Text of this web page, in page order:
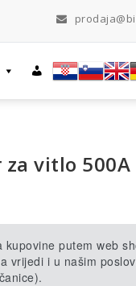
vitlo 500A
putem web
vrijedi i u našim